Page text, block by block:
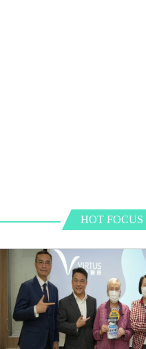
HOT FOCUS